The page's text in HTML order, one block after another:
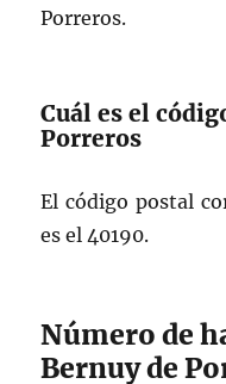
Porreros.
Cuál es el
Porreros
El código postal
es el 40190.
Número de
Bernuy de